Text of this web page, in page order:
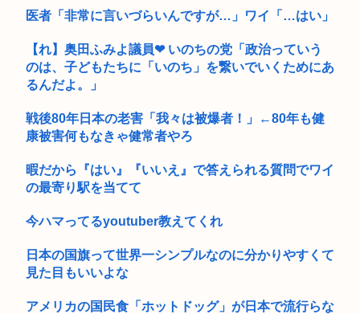
医者「非常に言いづらいんですが…」ワイ「…はい」
【れ】奥田ふみよ議員❤‍ いのちの党「政治っていう
のは、子どもたちに「いのち」を繋いでいくためにあ
るんだよ。」
戦後80年日本の老害「我々は被爆者！」←80年も健
康被害何もなきゃ健常者やろ
暇だから『はい』『いいえ』で答えられる質問でワイ
の最寄り駅を当てて
今ハマってるyoutuber教えてくれ
日本の国旗って世界一シンプルなのに分かりやすくて
見た目もいいよな
アメリカの国民食「ホットドッグ」が日本で流行らな